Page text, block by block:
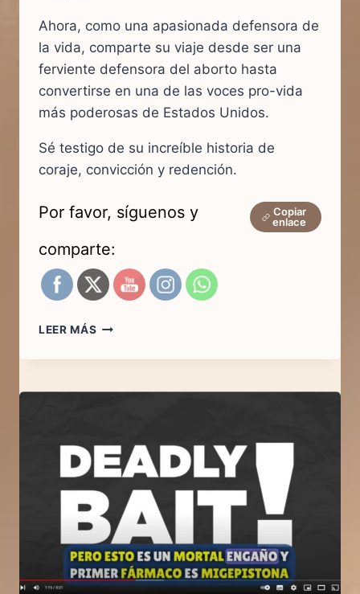
Ahora, como una apasionada defensora de
la vida, comparte su viaje desde ser una
ferviente defensora del aborto hasta
convertirse en una de las voces pro-vida
más poderosas de Estados Unidos.
Sé testigo de su increíble historia de
coraje, convicción y redención.
Por favor, síguenos y
comparte:
Copiar
enlace
LEER MÁS
VIAJE
DE
|
LA
VERDADERA
HISTORIA
DE
LA
LUCHA
DE
ABBY